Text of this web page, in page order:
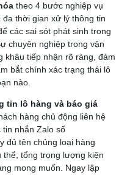
theo 4 bước nghiệp vụ
thời gian xử lý thông tin
các sai sót phát sinh trong
chuyên nghiệp trong vận
khâu tiếp nhận rõ ràng, đảm
bắt chính xác trạng thái lô
nào.
tin lô hàng và báo giá
hàng chủ động liên hệ
tin nhắn Zalo số
đủ tên chủng loại hàng
tổng trọng lượng kiện
mong muốn. Ngay lập